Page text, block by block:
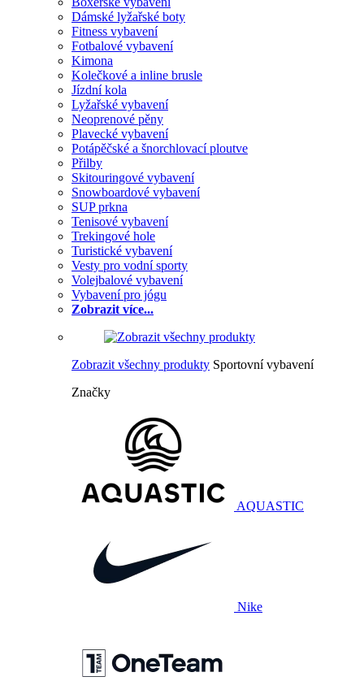
Dámské lyžařské boty
Fitness vybavení
Fotbalové vybavení
Kimona
Kolečkové a inline brusle
Jízdní kola
Lyžařské vybavení
Neoprenové pěny
Plavecké vybavení
Potápěčské a šnorchlovací ploutve
Přilby
Skitouringové vybavení
Snowboardové vybavení
SUP prkna
Tenisové vybavení
Trekingové hole
Turistické vybavení
Vesty pro vodní sporty
Volejbalové vybavení
Vybavení pro jógu
Zobrazit více...
Zobrazit všechny produkty Sportovní vybavení
Značky
AQUASTIC
Nike